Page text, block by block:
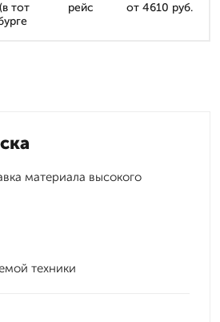
тот
рейс от 4610 руб.
материала высокого
техники